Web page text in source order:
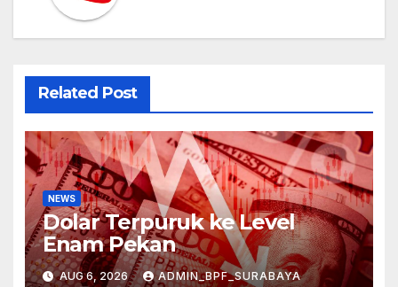
Related Post
NEWS
Dolar Terpuruk ke Level
Enam Pekan
AUG 6, 2026 ADMIN_BPF_SURABAYA